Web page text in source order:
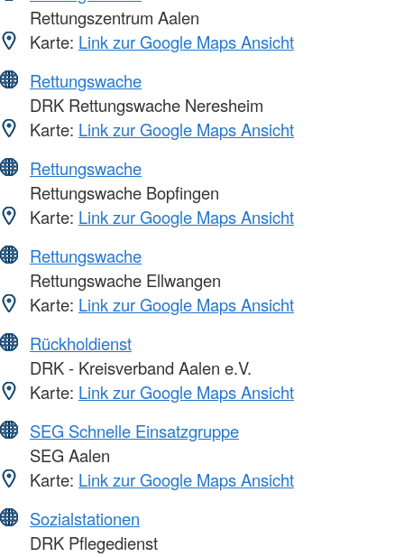
Rettungszentrum Aalen
Karte: Link zur Google Maps Ansicht
Rettungswache
DRK Rettungswache Neresheim
Karte: Link zur Google Maps Ansicht
Rettungswache
Rettungswache Bopfingen
Karte: Link zur Google Maps Ansicht
Rettungswache
Rettungswache Ellwangen
Karte: Link zur Google Maps Ansicht
Rückholdienst
DRK - Kreisverband Aalen e.V.
Karte: Link zur Google Maps Ansicht
SEG Schnelle Einsatzgruppe
SEG Aalen
Karte: Link zur Google Maps Ansicht
Sozialstationen
DRK Pflegedienst